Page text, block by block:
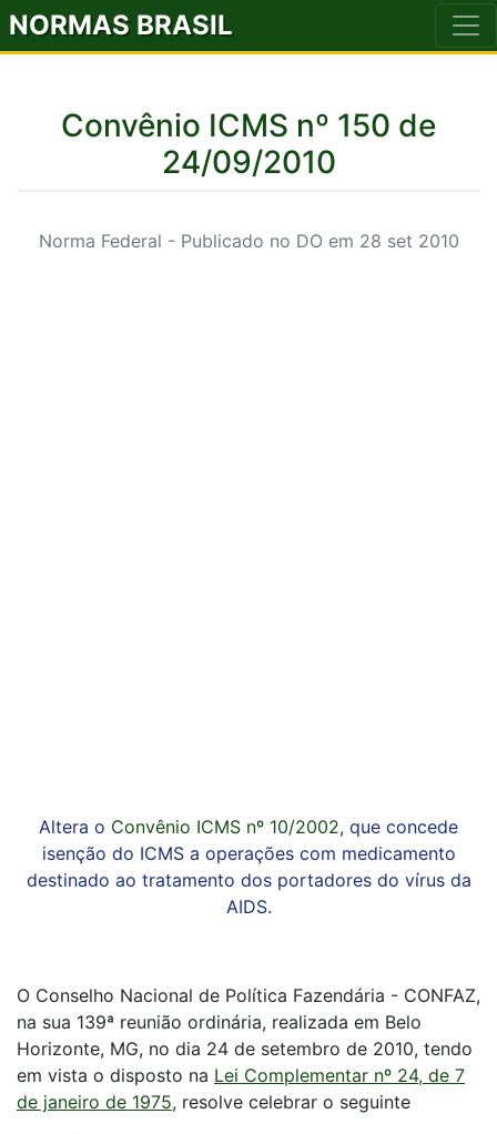
NORMAS BRASIL
Convênio ICMS nº 150 de
24/09/2010
Norma Federal - Publicado no DO em 28 set 2010
Altera o Convênio ICMS nº 10/2002, que concede
isenção do ICMS a operações com medicamento
destinado ao tratamento dos portadores do vírus da
AIDS.
O Conselho Nacional de Política Fazendária - CONFAZ,
na sua 139ª reunião ordinária, realizada em Belo
Horizonte, MG, no dia 24 de setembro de 2010, tendo
em vista o disposto na Lei Complementar nº 24, de 7
de janeiro de 1975, resolve celebrar o seguinte